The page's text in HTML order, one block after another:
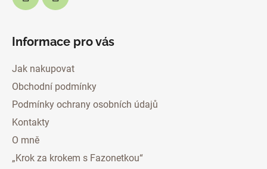
Informace pro vás
Jak nakupovat
Obchodní podmínky
Podmínky ochrany osobních údajů
Kontakty
O mně
„Krok za krokem s Fazonetkou“